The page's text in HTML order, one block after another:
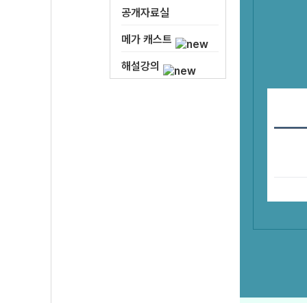
공개자료실
메가 캐스트
해설강의